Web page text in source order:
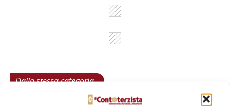
Dalla stessa categoria